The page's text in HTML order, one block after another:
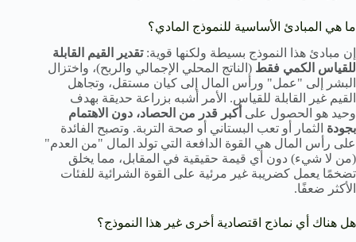
ما هي المبادئ الأساسية للنموذج المادي؟
إن مبادئ هذا النموذج بسيطة ولكنها قوية:تقدير القيم القابلة
للقياس الكمي فقط (الناتج المحلي الإجمالي والربح)، واختزال
البشر إلى "عمل" ورأس المال إلى كيان مستقل، وتجاهل
القيم غير القابلة للقياس. الأمر أشبه بزراعة حديقة بهدف
وحيد هو الحصول على أكبر قدر من الحصاد، دون الاهتمام
بجودة الثمار أو تعب البستاني أو صحة التربة. وتصبح الفائدة
على رأس المال هي القوة الدافعة التي تولد المال "من العدم"
(من لا شيء) دون أي قيمة حقيقية في المقابل، مما يخلق
تضخمًا يعمل كضريبة غير مرئية على القوة الشرائية للفئات
الأكثر ضعفًا.
هل هناك أي نماذج اقتصادية أخرى غير هذا النموذج؟